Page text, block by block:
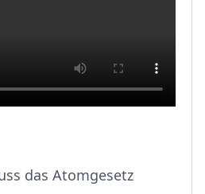
das Atomgesetz